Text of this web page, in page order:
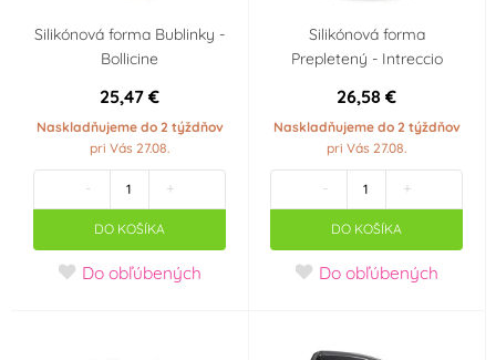
Silikónová forma Bublinky -
Bollicine
25,47 €
Naskladňujeme do 2 týždňov
pri Vás 27.08.
- +
DO KOŠÍKA
Do obľúbených
Silikónová forma
Prepletený - Intreccio
26,58 €
Naskladňujeme do 2 týždňov
pri Vás 27.08.
- +
DO KOŠÍKA
Do obľúbených